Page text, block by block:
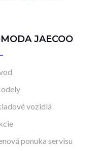
JAECOO
vozidlá
ponuka servisu